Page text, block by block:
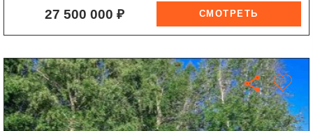
27 500 000 ₽